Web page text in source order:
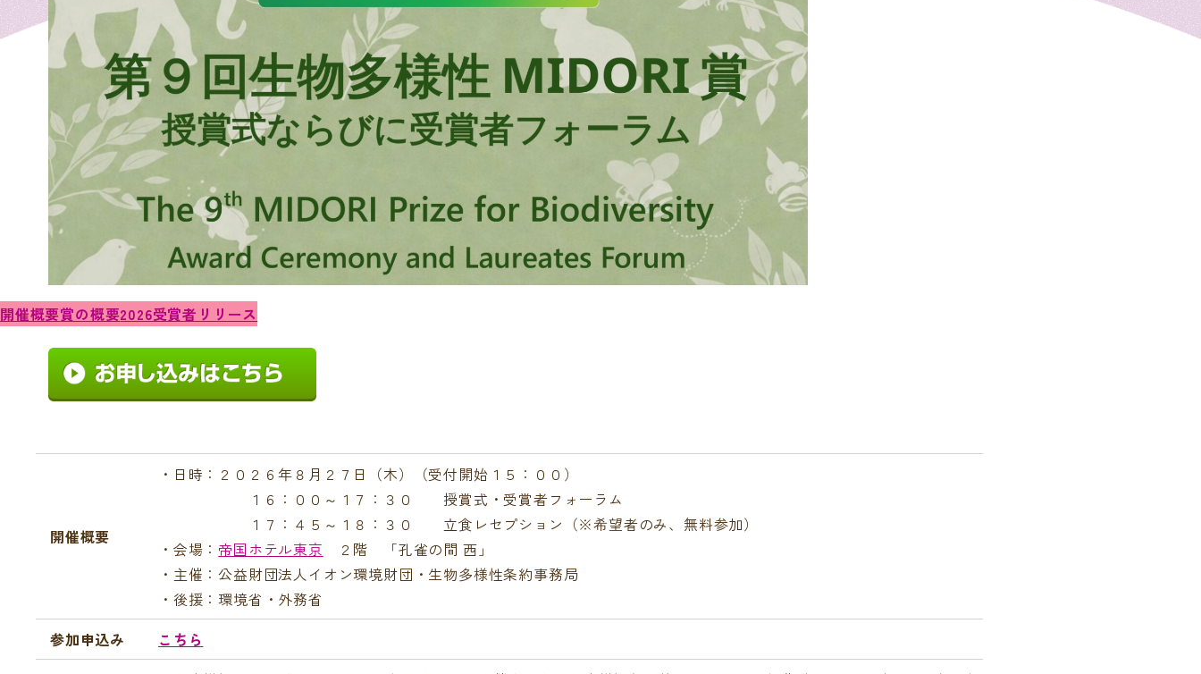
開催概要賞の概要2026受賞者 リリース
開催概要
・日時：２０２６年８月２７日（木）（受付開始１５：００）
１６：００～１７：３０ 授賞式・受賞者フォーラム
１７：４５～１８：３０ 立食レセプション（※希望者のみ、無料参加）
・会場： 帝国ホテル東京 ２階 「孔雀の間 西」
・主催：公益財団法人イオン環境財団・生物多様性条約事務局
・後援：環境省・外務省
参加申込み
こちら